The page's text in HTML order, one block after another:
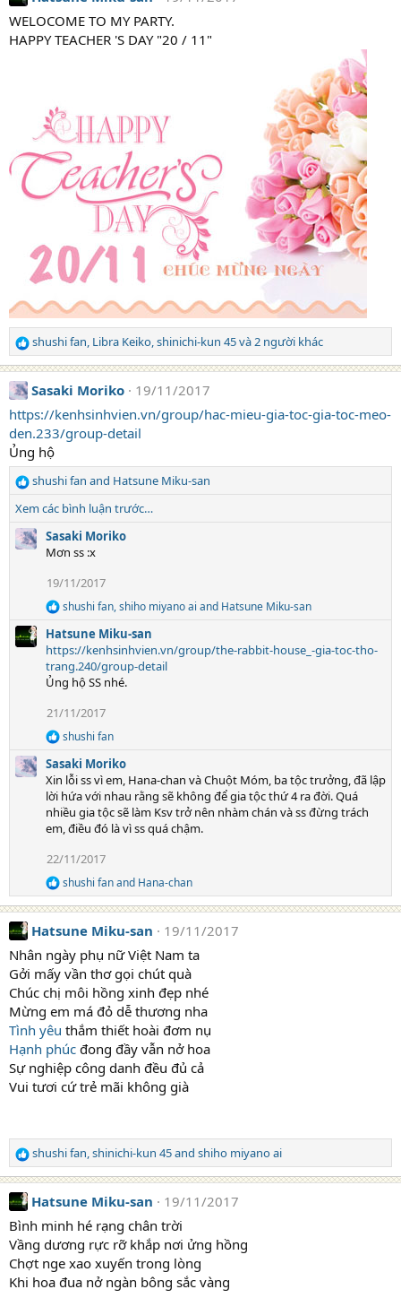
i
o
WELOCOME TO MY PARTY.
HAPPY TEACHER 'S DAY "20 / 11"
R
e
a
c
t
i
o
n
s
shushi fan, Libra Keiko,shinichi-kun 45và 2 người khác
Sasaki Moriko
19/11/2017
https://kenhsinhvien.vn/group/hac-mieu-gia-toc-gia-toc-meo-
den.233/group-detail
Ủng hộ
R
e
c
t
:
shushi fan and Hatsune Miku-san
Xem các bình luận trước…
Sasaki Moriko
Mơn ss :x
19/11/2017
R
e
a
c
t
i
n
s
:
shushi fan,shiho miyano ai and Hatsune Miku-san
Hatsune Miku-san
https://kenhsinhvien.vn/group/the-rabbit-house_-gia-toc-tho-
trang.240/group-detail
Ủng hộ SS nhé.
21/11/2017
R
e
a
c
t
i
o
s
shushi fan
Sasaki Moriko
Xin lỗi ss vì em, Hana-chan và Chuột Móm, ba tộc trưởng, đã lập
lời hứa với nhau rằng sẽ không để gia tộc thứ 4 ra đời. Quá
nhiều gia tộc sẽ làm Ksv trở nên nhàm chán và ss đừng trách
em, điều đó là vì ss quá chậm.
22/11/2017
R
e
a
c
i
o
n
:
shushi fanand Hana-chan
Hatsune Miku-san
19/11/2017
Nhân ngày phụ nữ Việt Nam ta
Gởi mấy vần thơ gọi chút quà
Chúc chị môi hồng xinh đẹp nhé
Mừng em má đỏ dễ thương nha
Tình yêu thắm thiết hoài đơm nụ
Hạnh phúc đong đầy vẫn nở hoa
Sự nghiệp công danh đều đủ cả
Vui tươi cứ trẻ mãi không già
R
e
a
c
t
i
o
n
s
shushi fan,shinichi-kun 45and shiho miyano ai
Hatsune Miku-san
19/11/2017
Bình minh hé rạng chân trời
Vầng dương rực rỡ khắp nơi ửng hồng
Chợt nge xao xuyến trong lòng
Khi hoa đua nở ngàn bông sắc vàng